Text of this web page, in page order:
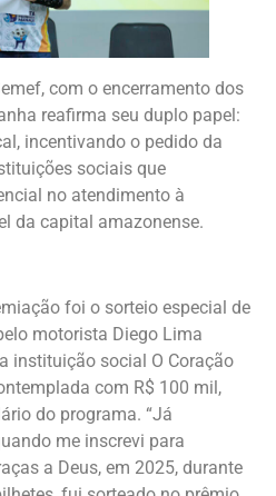
com o encerramento dos
reafirma seu duplo papel:
incentivando o pedido da
sociais que
no atendimento à
da capital amazonense.
foi o sorteio especial de
motorista Diego Lima
instituição social O Coração
com R$ 100 mil,
do programa. “Já
me inscrevi para
a Deus, em 2025, durante